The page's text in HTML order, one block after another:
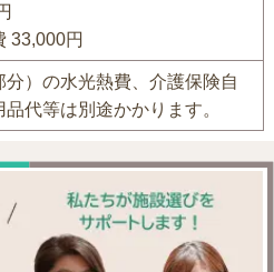
33,000円
）の水光熱費、介護保険自
代等は別途かかります。